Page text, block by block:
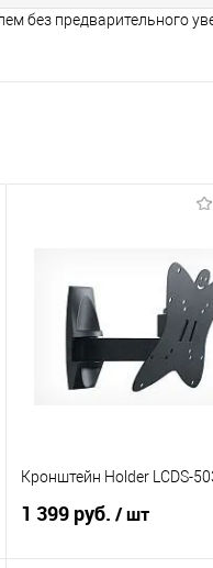
без предварительного
Кронштейн Holder LCDS-
1 399 руб. / шт